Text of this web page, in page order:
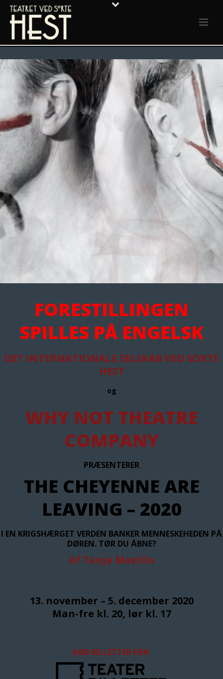
FORESTILLINGEN
SPILLES PÅ ENGELSK
DET INTERNATIONALE SELSKAB VED SORTE
HEST
og
WHY NOT THEATRE
COMPANY
PRÆSENTERER
THE CHEYENNE ARE
LEAVING – 2020
I EN KRIGSHÆRGET VERDEN BANKER MENNESKEHEDEN PÅ
DØREN. TØR DU ÅBNE?
Af Tanja Mastilo
13. november – 5. december 2020
Man-fre kl. 20, lør kl. 17
KØB BILLETTER HER: